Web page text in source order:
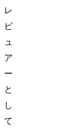
レ
ビ
ュ
ア
ー
と
し
て